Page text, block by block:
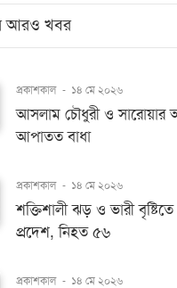
আরও খবর
প্রকাশকাল - ১৪ মে ২০২৬
আসলাম চৌধুরী ও সারোয়ার
আপাতত বাধা
প্রকাশকাল - ১৪ মে ২০২৬
শক্তিশালী ঝড় ও ভারী বৃষ্টিতে
প্রদেশ, নিহত ৫৬
প্রকাশকাল - ১৪ মে ২০২৬